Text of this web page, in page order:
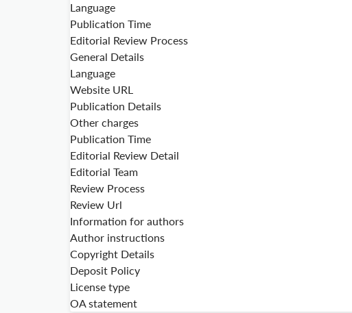
Language
Publication Time
Editorial Review Process
General Details
Language
Website URL
Publication Details
Other charges
Publication Time
Editorial Review Detail
Editorial Team
Review Process
Review Url
Information for authors
Author instructions
Copyright Details
Deposit Policy
License type
OA statement